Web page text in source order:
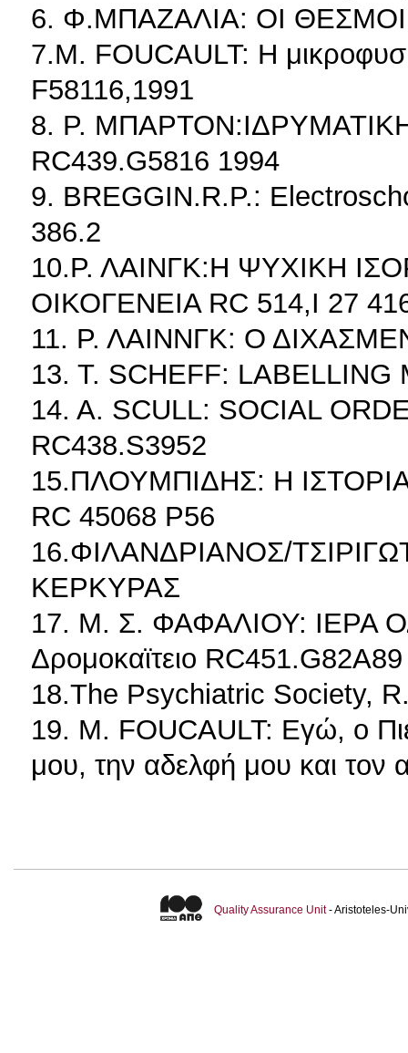
6. Φ.ΜΠΑΖΑΛΙΑ: ΟΙ ΘΕΣΜΟΙ
7.M. FOUCAULT: Η
F58116,1991
8. Ρ.
RC439.G5816 1994
9. BREGGIN.R.P.:
386.2
10.Ρ. ΛΑΙΝΓΚ:Η ΨΥΧΙΚΗ
ΟΙΚΟΓΕΝΕΙΑ RC 514,I 27
11. Ρ. ΛΑΙΝΝΓΚ: Ο
13. T. SCHEFF: LABELLING
14. A. SCULL: SOCIAL
RC438.S3952
15.ΠΛΟΥΜΠΙΔΗΣ: Η
RC 45068 P56
16.ΦΙΛΑΝΔΡΙΑΝΟΣ/
ΚΕΡΚΥΡΑΣ
17. Μ. Σ. ΦΑΦΑΛΙΟΥ: ΙΕΡΑ
Δρομοκαϊτειο
18.Τhe Psychiatric Society,
19. M. FOUCAULT: Εγώ, ο
μου, την αδελφή μου και
Quality Assurance Unit- Aristoteles-